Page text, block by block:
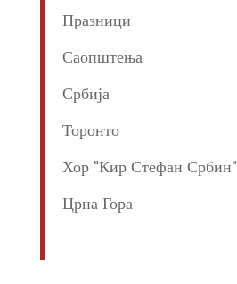
Празници
Саопштења
Србија
Торонто
Хор "Кир Стефан Србин"
Црна Гора